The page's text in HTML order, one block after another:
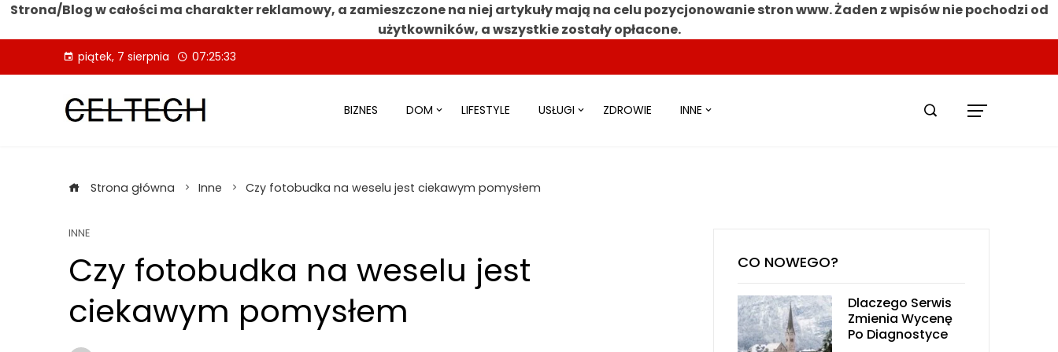
Strona/Blog w całości ma charakter reklamowy, a zamieszczone na niej artykuły mają na celu pozycjonowanie stron www. Żaden z wpisów nie pochodzi od
użytkowników, a wszystkie zostały opłacone.
piątek, 7 sierpnia 07:25:34
BIZNES DOM LIFESTYLE USŁUGI ZDROWIE INNE
Strona główna Inne Czy fotobudka na weselu jest ciekawym pomysłem
INNE
Czy fotobudka na weselu jest
ciekawym pomysłem
CO NOWEGO?
Dlaczego Serwis
Zmienia Wycenę
Po Diagnostyce